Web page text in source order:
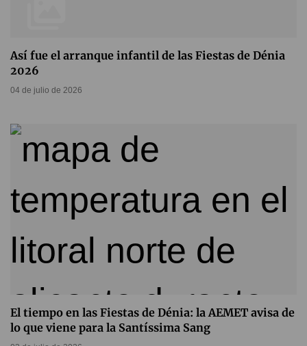
Así fue el arranque infantil de las Fiestas de Dénia
2026
04 de julio de 2026
El tiempo en las Fiestas de Dénia: la AEMET avisa de
lo que viene para la Santíssima Sang